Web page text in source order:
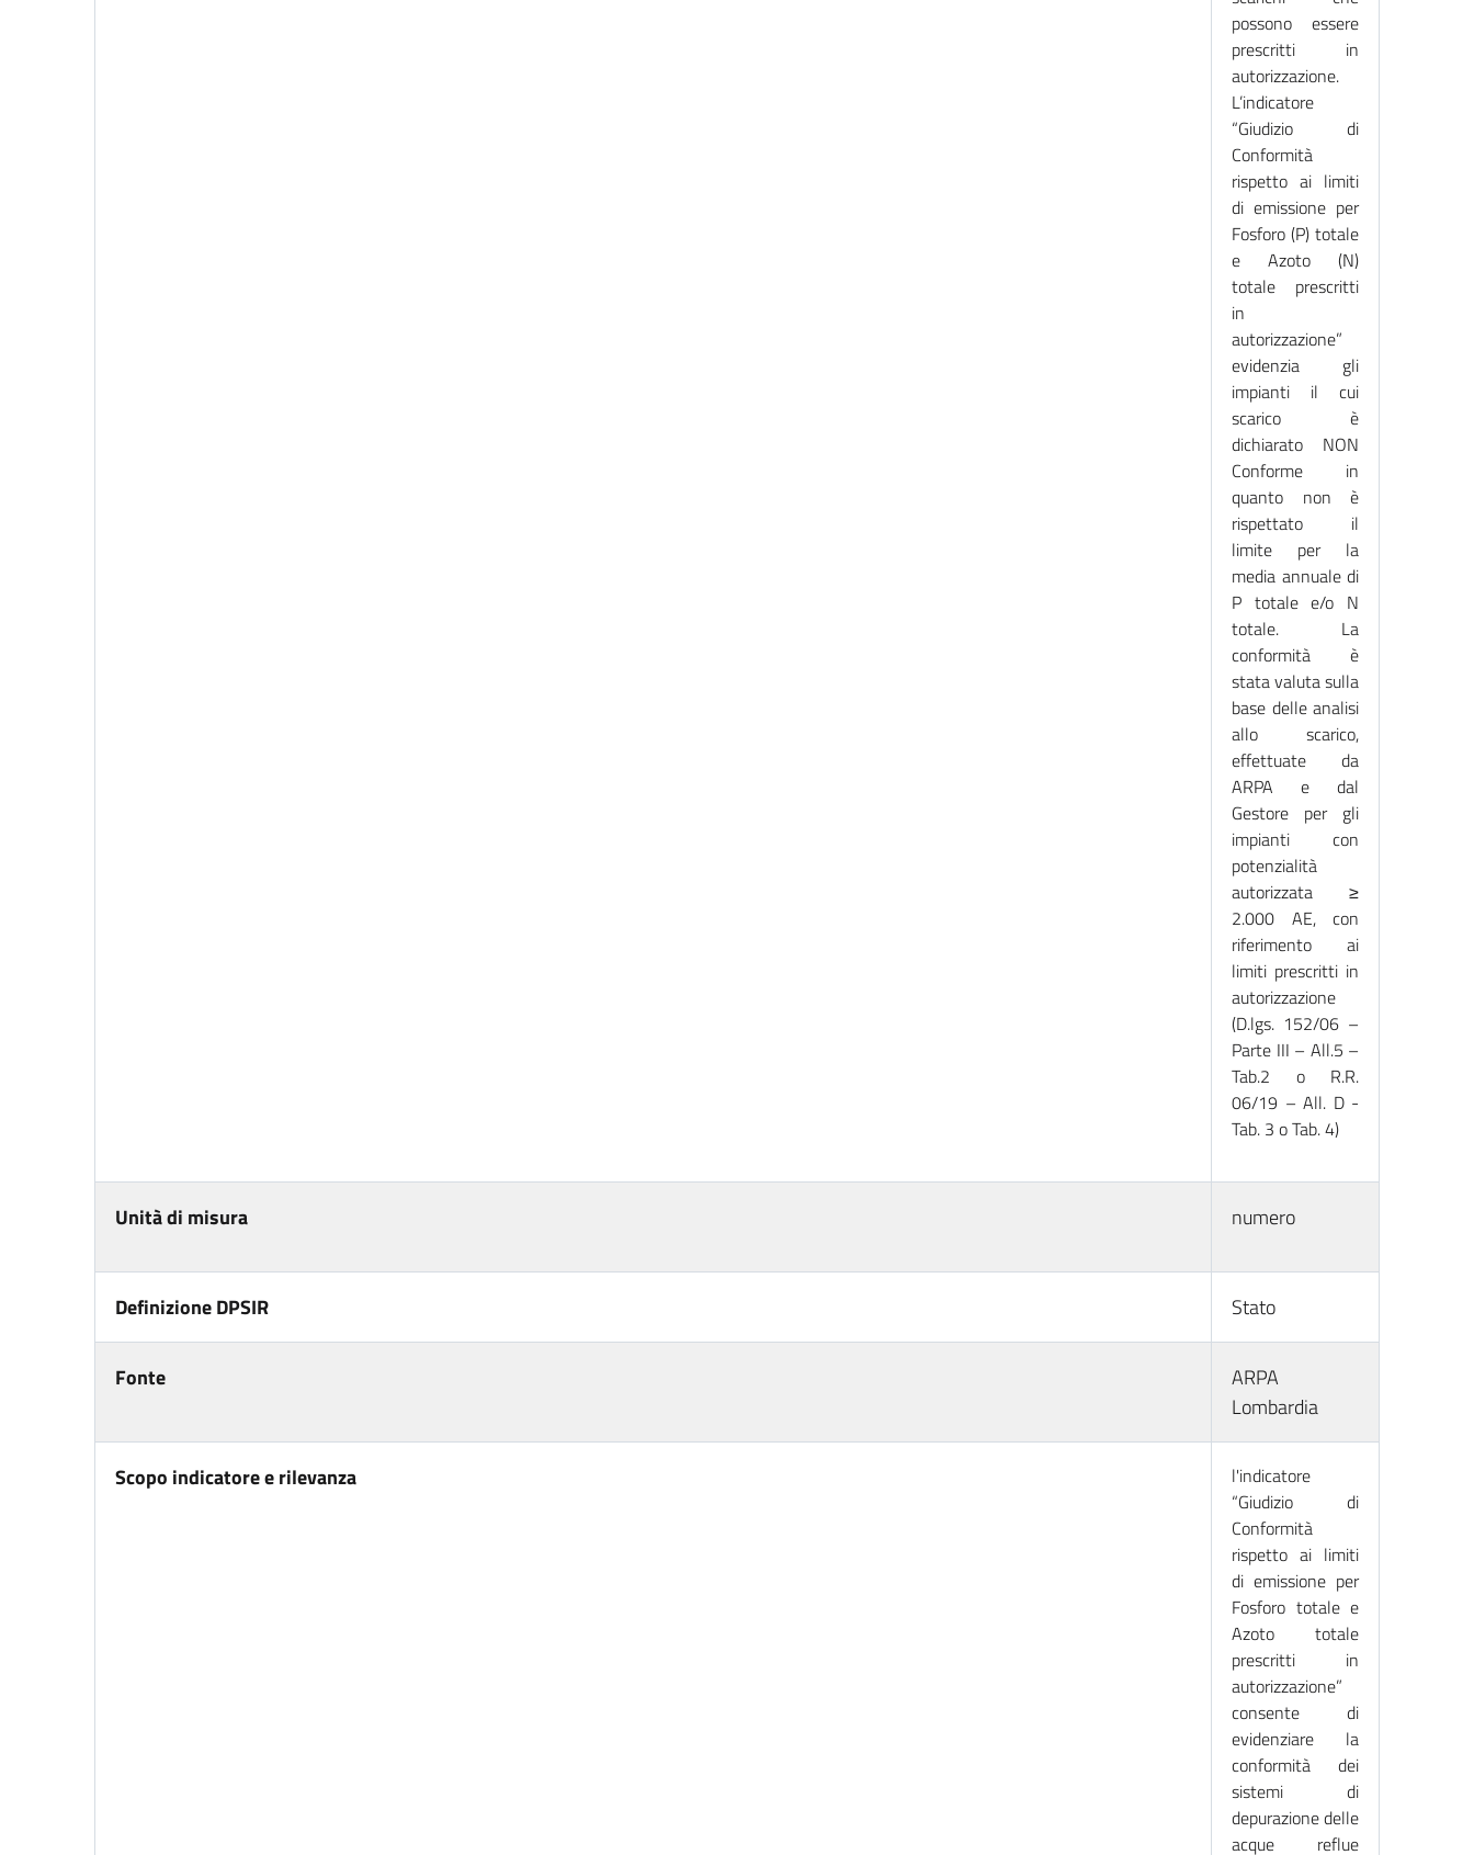
possono essere
prescritti in
autorizzazione.
L’indicatore
“Giudizio di
Conformità
rispetto ai limiti
di emissione per
Fosforo (P) totale
e Azoto (N)
totale prescritti
in
autorizzazione”
evidenzia gli
impianti il cui
scarico è
dichiarato NON
Conforme in
quanto non è
rispettato il
limite per la
media annuale di
P totale e/o N
totale. La
conformità è
stata valuta sulla
base delle analisi
allo scarico,
effettuate da
ARPA e dal
Gestore per gli
impianti con
potenzialità
autorizzata ≥
2.000 AE, con
riferimento ai
limiti prescritti in
autorizzazione
(D.lgs. 152/06 –
Parte III – All.5 –
Tab.2 o R.R.
06/19 – All. D -
Tab. 3 o Tab. 4)
Unità di misura numero
Definizione DPSIR Stato
Fonte
ARPA
Lombardia
Scopo indicatore e rilevanza
l'indicatore
“Giudizio di
Conformità
rispetto ai limiti
di emissione per
Fosforo totale e
Azoto totale
prescritti in
autorizzazione”
consente di
evidenziare la
conformità dei
sistemi di
depurazione delle
acque reflue